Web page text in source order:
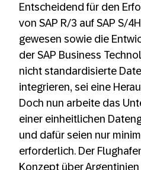
Entscheidend für den
von SAP R/3 auf SAP S/
gewesen sowie die
der SAP Business
nicht standardisierte
integrieren, sei eine
Doch nun arbeite das
einer einheitlichen
und dafür seien nur
erforderlich. Der
Konzept über